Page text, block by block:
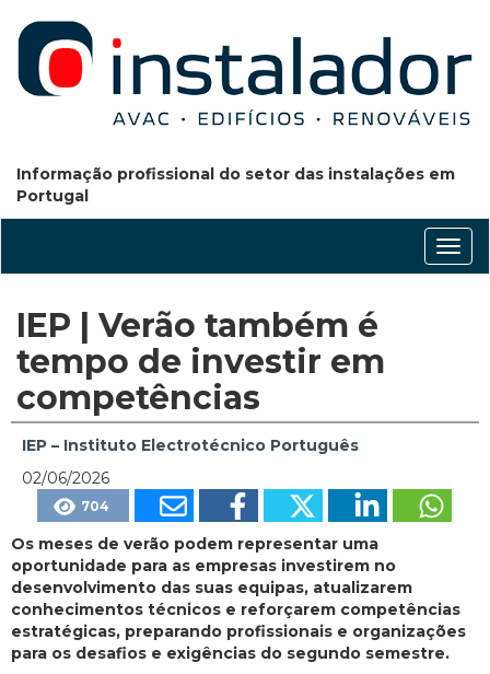
Informação profissional do setor das instalações em
Portugal
IEP | Verão também é
tempo de investir em
competências
IEP – Instituto Electrotécnico Português
02/06/2026
704
Os meses de verão podem representar uma
oportunidade para as empresas investirem no
desenvolvimento das suas equipas, atualizarem
conhecimentos técnicos e reforçarem competências
estratégicas, preparando profissionais e organizações
para os desafios e exigências do segundo semestre.